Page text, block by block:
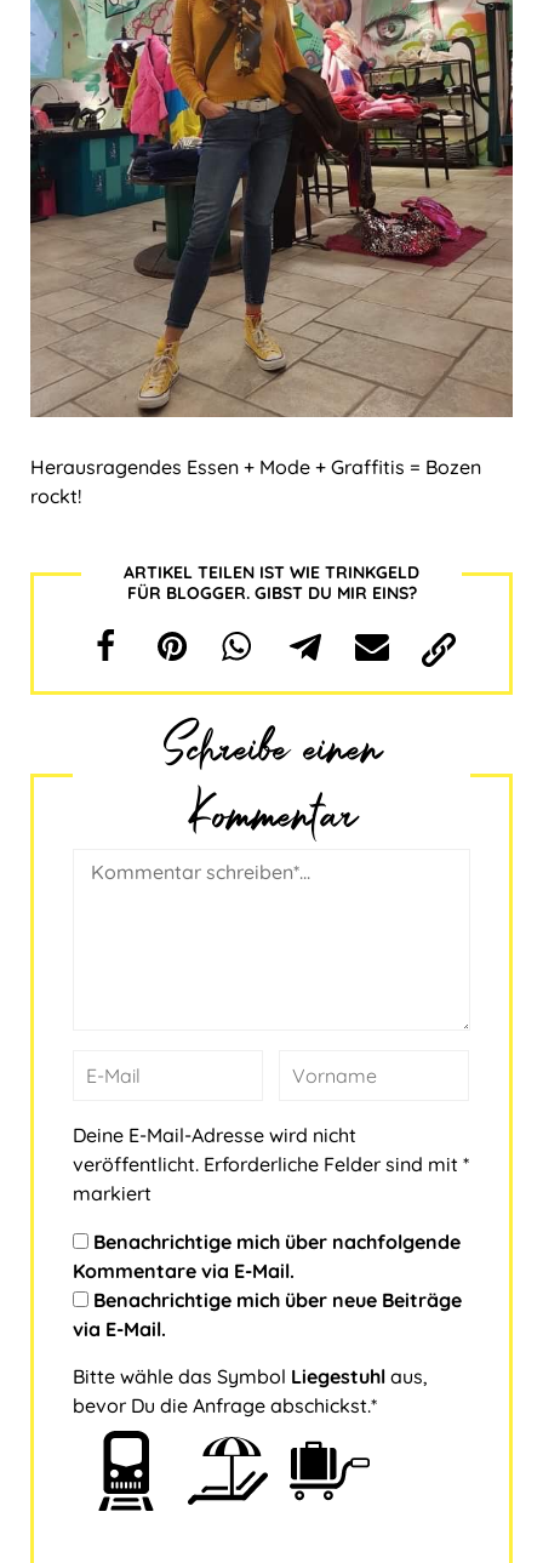
Herausragendes Essen + Mode + Graffitis = Bozen
rockt!
ARTIKEL TEILEN IST WIE TRINKGELD
FÜR BLOGGER. GIBST DU MIR EINS?
Schreibe einen
Kommentar
Deine E-Mail-Adresse wird nicht
veröffentlicht. Erforderliche Felder sind mit *
markiert
Benachrichtige mich über nachfolgende
Kommentare via E-Mail.
Benachrichtige mich über neue Beiträge
via E-Mail.
Bitte wähle das Symbol Liegestuhl aus,
bevor Du die Anfrage abschickst.*